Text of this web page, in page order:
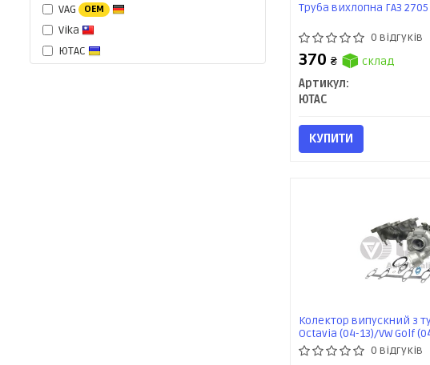
VAG OEM
Vika
ЮТАС
Труба вихлопна ГАЗ
0 відгуків
370 ₴
склад
Артикул:
ЮТАС
КУПИТИ
Колектор випускний з
Octavia (04-13)/VW Golf
Passat (06-11), Touran
VIKA
0 відгуків